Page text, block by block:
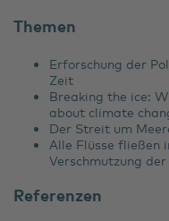
Themen
Erforschung der
Zeit
Breaking the ice:
about climate
Der Streit um
Alle Flüsse fließen
Verschmutzung
Referenzen